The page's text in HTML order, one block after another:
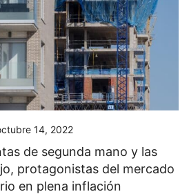
14, 2022
de segunda mano y las
protagonistas del mercado
en plena inflación